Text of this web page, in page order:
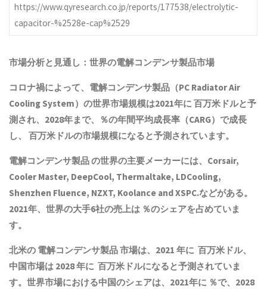
https://www.qyresearch.co.jp/reports/177538/electrolytic-
capacitor-%2528e-cap%2529
市場分析と見通し：世界の電解コンデンサ製品市場
コロナ禍によって、 電解コンデンサ製品 （PC Radiator Air
Cooling System）の世界市場規模は2021年に 百万米ドルと予
測され、2028年まで、％の年間平均成長率（CARG）で成長
し、 百万米ドルの市場規模になると予測されています。
電解コンデンサ製品の世界の主要メーカーには、Corsair,
Cooler Master, DeepCool, Thermaltake, LDCooling,
Shenzhen Fluence, NZXT, Koolance and XSPC.などがある。
2021年、世界の大手6社の売上は ％のシェアを占めていま
す。
北米の 電解コンデンサ製品市場は、2021 年に 百万米ドル、
中国市場は 2028 年に 百万米ドルになると予測されていま
す。世界市場における中国のシェアは、2021年に ％で、2028